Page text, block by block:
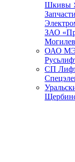
Шкивы
ЗАО
ОАО
СП